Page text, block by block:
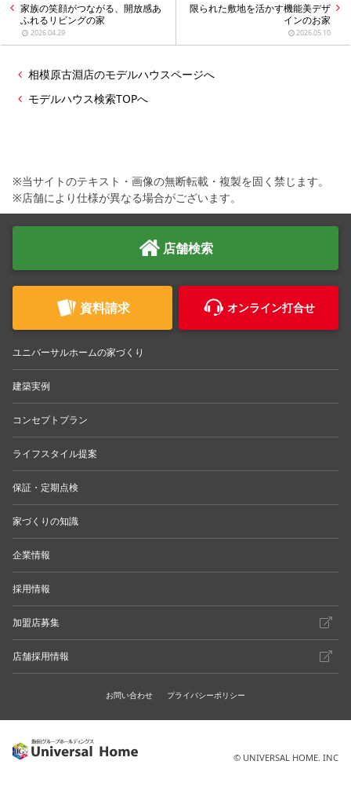
家族の笑顔がつながる、開放感あ
ふれるリビングの家
2026.04.29
限られた敷地を活かす機能美デザ
インのお家
2026.05.10
相模原古淵店のモデルハウスページへ
モデルハウス検索TOPへ
※当サイトのテキスト・画像の無断転載・複製を固く禁じます。
※店舗により仕様が異なる場合がございます。
店舗検索
資料請求 オンライン打合せ
ユニバーサルホームの家づくり
建築実例
コンセプトプラン
ライフスタイル提案
保証・定期点検
家づくりの知識
企業情報
採用情報
加盟店募集
店舗採用情報
お問い合わせ プライバシーポリシー
© UNIVERSAL HOME. INC